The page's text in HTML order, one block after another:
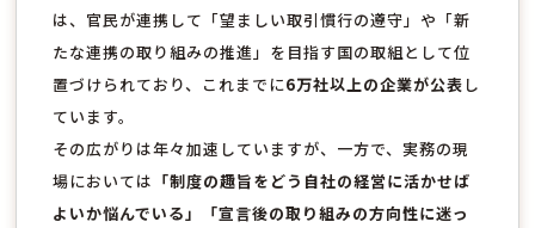
は、官民が連携して「望ましい取引慣行の遵守」や「新
たな連携の取り組みの推進」を目指す国の取組として位
置づけられており、これまでに6万社以上の企業が公表 し
ています。
その広がりは年々加速していますが、一方で、実務の現
場においては 「制度の趣旨をどう自社の経営に活かせば
よいか悩んでいる」「宣言後の取り組みの方向性に迷っ